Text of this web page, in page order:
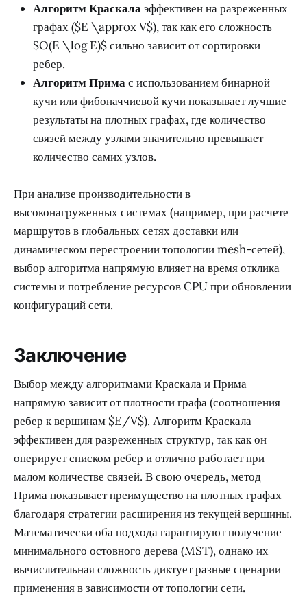
Алгоритм Краскалаэффективен на разреженных
графах ($E \approx V$), так как его сложность
$O(E \log E)$ сильно зависит от сортировки
ребер.
Алгоритм Примас использованием бинарной
кучи или фибоначчиевой кучи показывает лучшие
результаты на плотных графах, где количество
связей между узлами значительно превышает
количество самих узлов.
При анализе производительности в
высоконагруженных системах (например, при расчете
маршрутов в глобальных сетях доставки или
динамическом перестроении топологии mesh-сетей),
выбор алгоритма напрямую влияет на время отклика
системы и потребление ресурсов CPU при обновлении
конфигураций сети.
Заключение
Выбор между алгоритмами Краскала и Прима
напрямую зависит от плотности графа (соотношения
ребер к вершинам $E/V$). Алгоритм Краскала
эффективен для разреженных структур, так как он
оперирует списком ребер и отлично работает при
малом количестве связей. В свою очередь, метод
Прима показывает преимущество на плотных графах
благодаря стратегии расширения из текущей вершины.
Математически оба подхода гарантируют получение
минимального остовного дерева (MST), однако их
вычислительная сложность диктует разные сценарии
применения в зависимости от топологии сети.